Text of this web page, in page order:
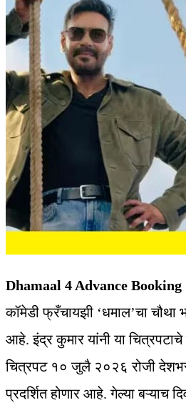
Dhamaal 4 Advance
कॉमेडी फ्रँचायझी ‘धमाल’चा चौथा
आहे. इंद्र कुमार यांनी या
चित्रपट १० जुलै २०२६ रोजी
प्रदर्शित होणार आहे. गेल्या बऱ्याच